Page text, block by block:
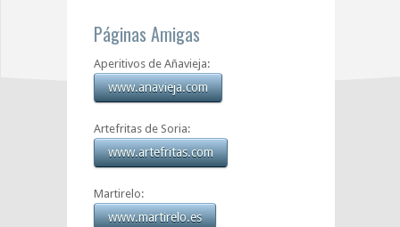
Páginas Amigas
Aperitivos de Añavieja:
www.anavieja.com
Artefritas de Soria:
www.artefritas.com
Martirelo:
www.martirelo.es